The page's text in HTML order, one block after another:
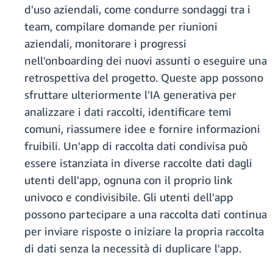
d'uso aziendali, come condurre sondaggi tra i
team, compilare domande per riunioni
aziendali, monitorare i progressi
nell'onboarding dei nuovi assunti o eseguire una
retrospettiva del progetto. Queste app possono
sfruttare ulteriormente l'IA generativa per
analizzare i dati raccolti, identificare temi
comuni, riassumere idee e fornire informazioni
fruibili. Un'app di raccolta dati condivisa può
essere istanziata in diverse raccolte dati dagli
utenti dell'app, ognuna con il proprio link
univoco e condivisibile. Gli utenti dell'app
possono partecipare a una raccolta dati continua
per inviare risposte o iniziare la propria raccolta
di dati senza la necessità di duplicare l'app.